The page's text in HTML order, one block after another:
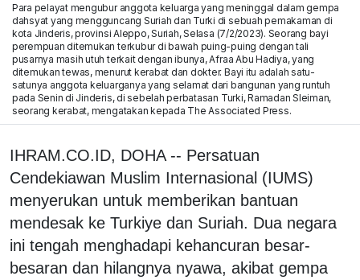
Para pelayat mengubur anggota keluarga yang meninggal dalam gempa
dahsyat yang mengguncang Suriah dan Turki di sebuah pemakaman di
kota Jinderis, provinsi Aleppo, Suriah, Selasa (7/2/2023). Seorang bayi
perempuan ditemukan terkubur di bawah puing-puing dengan tali
pusarnya masih utuh terkait dengan ibunya, Afraa Abu Hadiya, yang
ditemukan tewas, menurut kerabat dan dokter. Bayi itu adalah satu-
satunya anggota keluarganya yang selamat dari bangunan yang runtuh
pada Senin di Jinderis, di sebelah perbatasan Turki, Ramadan Sleiman,
seorang kerabat, mengatakan kepada The Associated Press.
IHRAM.CO.ID, DOHA -- Persatuan
Cendekiawan Muslim Internasional (IUMS)
menyerukan untuk memberikan bantuan
mendesak ke Turkiye dan Suriah. Dua negara
ini tengah menghadapi kehancuran besar-
besaran dan hilangnya nyawa, akibat gempa